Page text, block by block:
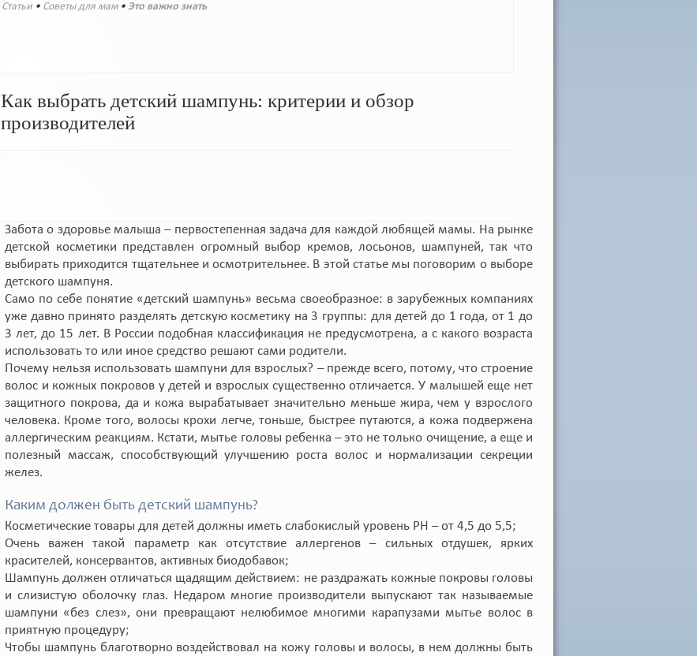
Статьи • Советы для мам• Это важно знать
Как выбрать детский шампунь: критерии и обзор
производителей
Забота о здоровье малыша – первостепенная задача для каждой любящей мамы. На рынке
детской косметики представлен огромный выбор кремов, лосьонов, шампуней, так что
выбирать приходится тщательнее и осмотрительнее. В этой статье мы поговорим о выборе
детского шампуня.
Само по себе понятие «детский шампунь» весьма своеобразное: в зарубежных компаниях
уже давно принято разделять детскую косметику на 3 группы: для детей до 1 года, от 1 до
3 лет, до 15 лет. В России подобная классификация не предусмотрена, а с какого возраста
использовать то или иное средство решают сами родители.
Почему нельзя использовать шампуни для взрослых? – прежде всего, потому, что строение
волос и кожных покровов у детей и взрослых существенно отличается. У малышей еще нет
защитного покрова, да и кожа вырабатывает значительно меньше жира, чем у взрослого
человека. Кроме того, волосы крохи легче, тоньше, быстрее путаются, а кожа подвержена
аллергическим реакциям. Кстати, мытье головы ребенка – это не только очищение, а еще и
полезный массаж, способствующий улучшению роста волос и нормализации секреции
желез.
Каким должен быть детский шампунь?
Косметические товары для детей должны иметь слабокислый уровень PH – от 4,5 до 5,5;
Очень важен такой параметр как отсутствие аллергенов – сильных отдушек, ярких
красителей, консервантов, активных биодобавок;
Шампунь должен отличаться щадящим действием: не раздражать кожные покровы головы
и слизистую оболочку глаз. Недаром многие производители выпускают так называемые
шампуни «без слез», они превращают нелюбимое многими карапузами мытье волос в
приятную процедуру;
Чтобы шампунь благотворно воздействовал на кожу головы и волосы, в нем должны быть